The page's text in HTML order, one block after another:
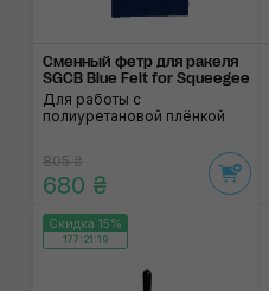
Сменный фетр для ракеля
SGCB Blue Felt for Squeegee
Для работы с
полиуретановой плёнкой
805 ₴
680 ₴
Скидка 15%
177:21:18